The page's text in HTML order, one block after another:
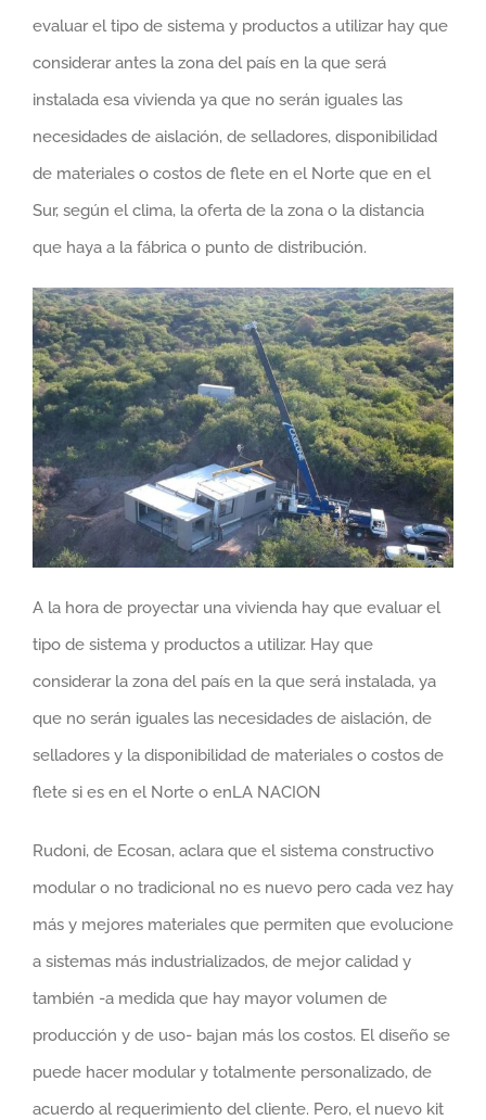
evaluar el tipo de sistema y productos a utilizar hay que
considerar antes la zona del país en la que será
instalada esa vivienda ya que no serán iguales las
necesidades de aislación, de selladores, disponibilidad
de materiales o costos de flete en el Norte que en el
Sur, según el clima, la oferta de la zona o la distancia
que haya a la fábrica o punto de distribución.
A la hora de proyectar una vivienda hay que evaluar el
tipo de sistema y productos a utilizar. Hay que
considerar la zona del país en la que será instalada, ya
que no serán iguales las necesidades de aislación, de
selladores y la disponibilidad de materiales o costos de
flete si es en el Norte o enLA NACION
Rudoni, de Ecosan, aclara que el sistema constructivo
modular o no tradicional no es nuevo pero cada vez hay
más y mejores materiales que permiten que evolucione
a sistemas más industrializados, de mejor calidad y
también -a medida que hay mayor volumen de
producción y de uso- bajan más los costos. El diseño se
puede hacer modular y totalmente personalizado, de
acuerdo al requerimiento del cliente. Pero, el nuevo kit